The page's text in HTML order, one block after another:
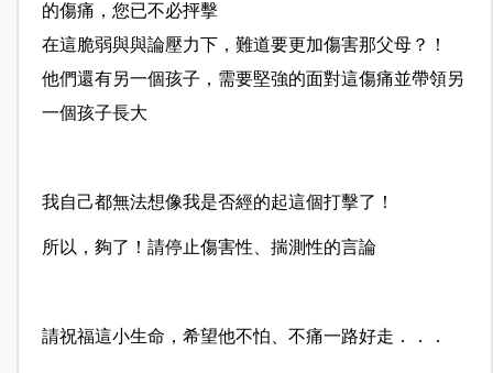
的傷痛，您已不必抨擊
在這脆弱與與論壓力下，難道要更加傷害那父母？！
他們還有另一個孩子，需要堅強的面對這傷痛並帶領另
一個孩子長大
我自己都無法想像我是否經的起這個打擊了！
所以，夠了！請停止傷害性、揣測性的言論
請祝福這小生命，希望他不怕、不痛一路好走．．．